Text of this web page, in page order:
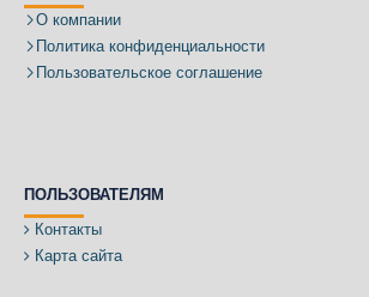
О компании
Политика конфиденциальности
Пользовательское соглашение
ПОЛЬЗОВАТЕЛЯМ
Контакты
Карта сайта